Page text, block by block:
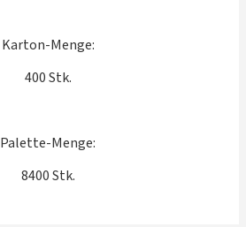
Karton-Menge:
400 Stk.
Palette-Menge:
8400 Stk.